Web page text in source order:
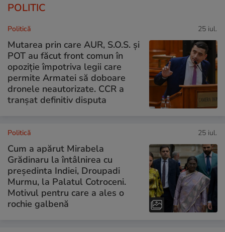
POLITIC
Politică 25 iul.
Mutarea prin care AUR, S.O.S. și
POT au făcut front comun în
opoziție împotriva legii care
permite Armatei să doboare
dronele neautorizate. CCR a
tranșat definitiv disputa
Politică 25 iul.
Cum a apărut Mirabela
Grădinaru la întâlnirea cu
președinta Indiei, Droupadi
Murmu, la Palatul Cotroceni.
Motivul pentru care a ales o
rochie galbenă